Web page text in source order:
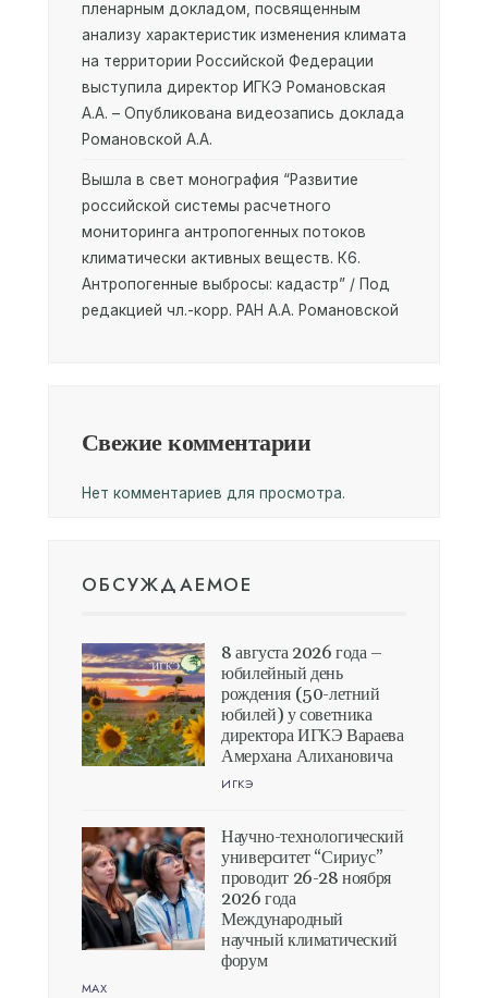
пленарным докладом, посвященным
анализу характеристик изменения климата
на территории Российской Федерации
выступила директор ИГКЭ Романовская
А.А. – Опубликована видеозапись доклада
Романовской А.А.
Вышла в свет монография “Развитие
российской системы расчетного
мониторинга антропогенных потоков
климатически активных веществ. К6.
Антропогенные выбросы: кадастр” / Под
редакцией чл.-корр. РАН А.А. Романовской
Свежие комментарии
Нет комментариев для просмотра.
ОБСУЖДАЕМОЕ
8 августа 2026 года –
юбилейный день
рождения (50-летний
юбилей) у советника
директора ИГКЭ Вараева
Амерхана Алихановича
ИГКЭ
Научно-технологический
университет “Сириус”
проводит 26-28 ноября
2026 года
Международный
научный климатический
форум
MAX